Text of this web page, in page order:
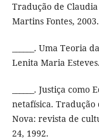
Tradução de
Martins Fontes, 2003.
______. Uma
Lenita Maria
______. Justiça
netafísica. Tradução
Nova: revista de
24, 1992.